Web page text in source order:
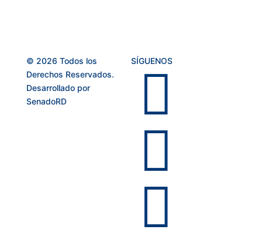
© 2026 Todos los
Derechos Reservados.
Desarrollado por
SenadoRD
SÍGUENOS


